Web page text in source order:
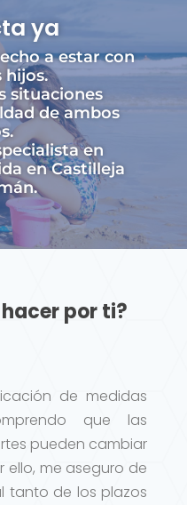
ya
a estar con
hijos.
situaciones
de ambos
en
en Castilleja
por ti?
de medidas
que las
pueden cambiar
ello, me aseguro de
tanto de los plazos